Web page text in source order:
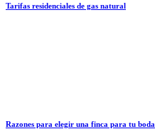
Tarifas residenciales de gas natural
Razones para elegir una finca para tu boda